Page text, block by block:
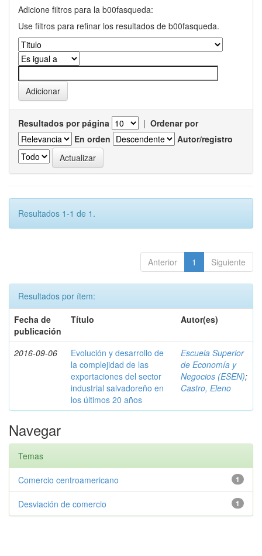
Adicione filtros para la b00fasqueda:
Use filtros para refinar los resultados de b00fasqueda.
Resultados por página | Ordenar por
En orden
Autor/registro
Resultados 1-1 de 1.
Anterior 1 Siguiente
Resultados por ítem:
Fecha de
publicación
Título Autor(es)
2016-09-06
Evolución y desarrollo de
la complejidad de las
exportaciones del sector
industrial salvadoreño en
los últimos 20 años
Escuela Superior
de Economía y
Negocios (ESEN);
Castro, Eleno
Navegar
Temas
1
Comercio centroamericano
1
Desviación de comercio